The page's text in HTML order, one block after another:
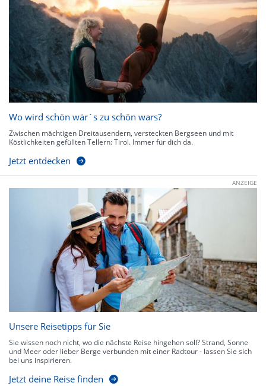
Wo wird schön wär`s zu schön wars?
Zwischen mächtigen Dreitausendern, versteckten Bergseen und mit
Köstlichkeiten gefüllten Tellern: Tirol. Immer für dich da.
Jetzt entdecken
ANZEIGE
Unsere Reisetipps für Sie
Sie wissen noch nicht, wo die nächste Reise hingehen soll? Strand, Sonne
und Meer oder lieber Berge verbunden mit einer Radtour - lassen Sie sich
bei uns inspirieren.
Jetzt deine Reise finden